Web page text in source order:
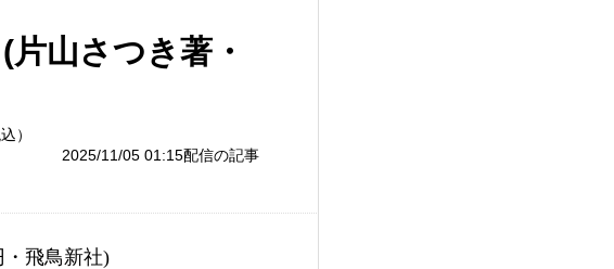
山さつき著・
）
2025/11/05 01:15配信の記事
・飛鳥新社)